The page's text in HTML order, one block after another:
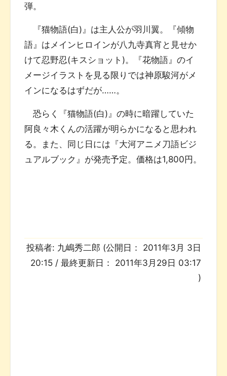
弾。
『猫物語(白)』は主人公が羽川翼。『傾物
語』はメインヒロインが八九寺真宵と見せか
けて忍野忍(キスショット)。『花物語』のイ
メージイラストを見る限りでは神原駿河がメ
インになるはずだが……。
恐らく『猫物語(白)』の時に暗躍していた
阿良々木くんの活躍が明らかになると思われ
る。また、同じ日には『大河アニメ刀語ビジ
ュアルブック』が発売予定。価格は1,800円。
投稿者: 九嶋秀二郎 (公開日： 2011年3月 3日
20:15 / 最終更新日： 2011年3月29日 03:17
)